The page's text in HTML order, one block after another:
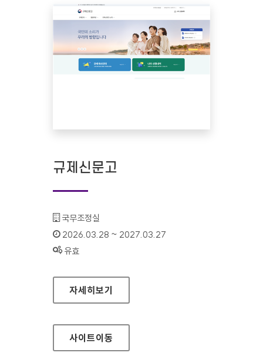
규제신문고
기관명 :
국무조정실
인증기간 :
2026.03.28 ~ 2027.03.27
상태 :
유효
규제신문고
자세히보기
사이트이동